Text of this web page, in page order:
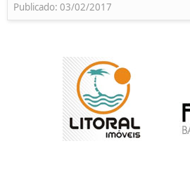
Publicado: 03/02/2017